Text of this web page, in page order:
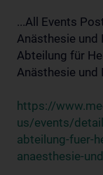
...All Events
Anästhesie und
Abteilung für
Anästhesie und
https://
us/events/
abteilung-fuer-
anaesthesie-